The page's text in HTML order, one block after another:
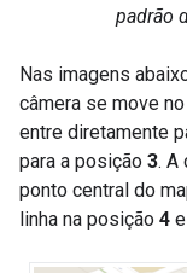
padrão
Nas imagens
câmera se move
entre diretamente
para a posição 3. A
ponto central do
linha na posição 4